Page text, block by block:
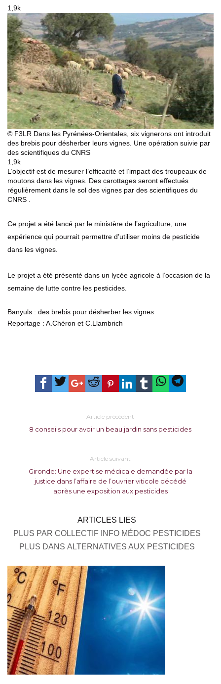
1,9k
© F3LR Dans les Pyrénées-Orientales, six vignerons ont introduit
des brebis pour désherber leurs vignes. Une opération suivie par
des scientifiques du CNRS
1,9k
L’objectif est de mesurer l’efficacité et l’impact des troupeaux de
moutons dans les vignes. Des carottages seront effectués
régulièrement dans le sol des vignes par des scientifiques du
CNRS .
Ce projet a été lancé par le ministère de l’agriculture, une
expérience qui pourrait permettre d’utiliser moins de pesticide
dans les vignes.
Le projet a été présenté dans un lycée agricole à l’occasion de la
semaine de lutte contre les pesticides.
Banyuls : des brebis pour désherber les vignes
Reportage : A.Chéron et C.Llambrich
Article précédent
8 conseils pour avoir un beau jardin sans pesticides
Article suivant
Gironde: Une expertise médicale demandée par la
justice dans l’affaire de l’ouvrier viticole décédé
après une exposition aux pesticides
ARTICLES LIÉS
PLUS PAR COLLECTIF INFO MÉDOC PESTICIDES
PLUS DANS ALTERNATIVES AUX PESTICIDES